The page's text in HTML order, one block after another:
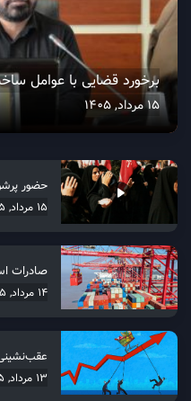
برخورد قضایی با عوامل
15 مرداد, 1405
حضور
15 مرداد, 1405
صادرات استان
14 مرداد, 1405
13 مرداد, 1405